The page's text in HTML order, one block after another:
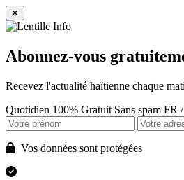
✕
Abonnez-vous
Recevez l'actualité haïtienne chaque
Quotidien 100% Gratuit Sans spam FR
Vos données sont protégées